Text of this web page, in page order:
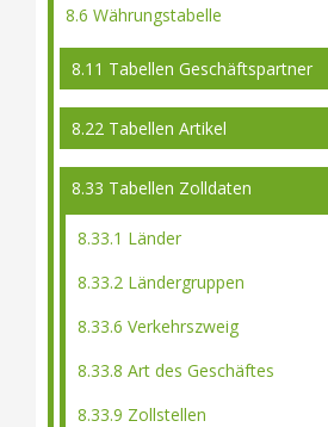
8.6 Währungstabelle
8.11 Tabellen Geschäftspartner
8.22 Tabellen Artikel
8.33 Tabellen Zolldaten
8.33.1 Länder
8.33.2 Ländergruppen
8.33.6 Verkehrszweig
8.33.8 Art des Geschäftes
8.33.9 Zollstellen